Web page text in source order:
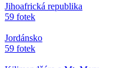
Jihoafrická republika
59 fotek
Jordánsko
59 fotek